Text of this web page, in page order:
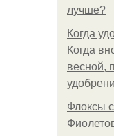
лучше?
Когда
Когда
весной,
Флоксы